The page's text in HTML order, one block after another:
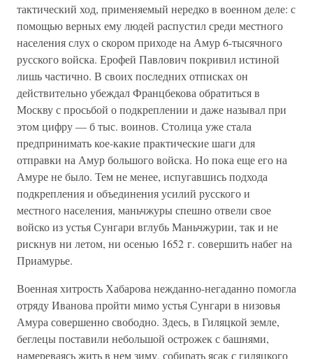
тактический ход, применяемый нередко в военном деле: с
помощью верных ему людей распустил среди местного
населения слух о скором приходе на Амур 6-тысячного
русского войска. Ерофей Павлович покривил истиной
лишь частично. В своих последних отписках он
действительно убеждал Францбекова обратиться в
Москву с просьбой о подкреплении и даже называл при
этом цифру — б тыс. воинов. Столица уже стала
предпринимать кое-какие практические шаги для
отправки на Амур большого войска. Но пока еще его на
Амуре не было. Тем не менее, испугавшись подхода
подкрепления и объединения усилий русского и
местного населения, маньчжуры спешно отвели свое
войско из устья Сунгари вглубь Маньчжурии, так и не
рискнув ни летом, ни осенью 1652 г. совершить набег на
Приамурье.
Военная хитрость Хабарова нежданно-негаданно помогла
отряду Иванова пройти мимо устья Сунгари в низовья
Амура совершенно свободно. Здесь, в Гиляцкой земле,
беглецы поставили небольшой острожек с башнями,
намереваясь жить в нем зиму, собирать ясак с гиляцкого